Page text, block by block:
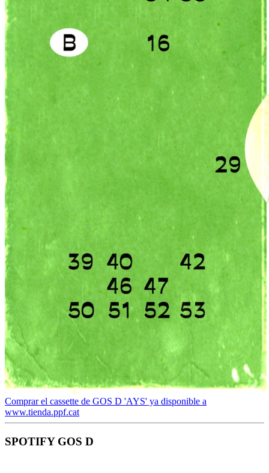
Comprar el cassette de GOS D 'AYS' ya disponible a
www.tienda.ppf.cat
SPOTIFY GOS D